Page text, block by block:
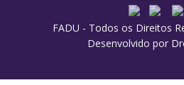
FADU - Todos os Direitos
Desenvolvido por